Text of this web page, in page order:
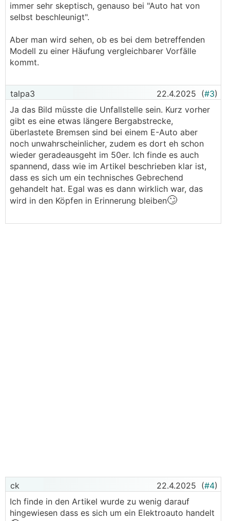
immer sehr skeptisch, genauso bei "Auto hat von
selbst beschleunigt".
Aber man wird sehen, ob es bei dem betreffenden
Modell zu einer Häufung vergleichbarer Vorfälle
kommt.
talpa3 22.4.2025 (#3)
Ja das Bild müsste die Unfallstelle sein. Kurz vorher
gibt es eine etwas längere Bergabstrecke,
überlastete Bremsen sind bei einem E-Auto aber
noch unwahrscheinlicher, zudem es dort eh schon
wieder geradeausgeht im 50er. Ich finde es auch
spannend, dass wie im Artikel beschrieben klar ist,
dass es sich um ein technisches Gebrechend
gehandelt hat. Egal was es dann wirklich war, das
wird in den Köpfen in Erinnerung bleiben🙄
ck 22.4.2025 (#4)
Ich finde in den Artikel wurde zu wenig darauf
hingewiesen dass es sich um ein Elektroauto handelt